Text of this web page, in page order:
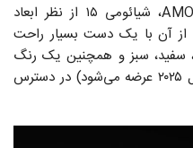
با صفحه نمایش ۶.۳ اینچی AMOLED، شیائومی ۱۵ از نظر ابعاد
از آن با یک دست بسیار راحت
سبز و همچنین یک رنگ
جدید نقره‌ای مایع (که در اوایل سال ۲۰۲۵ عرضه می‌شود) در دسترس